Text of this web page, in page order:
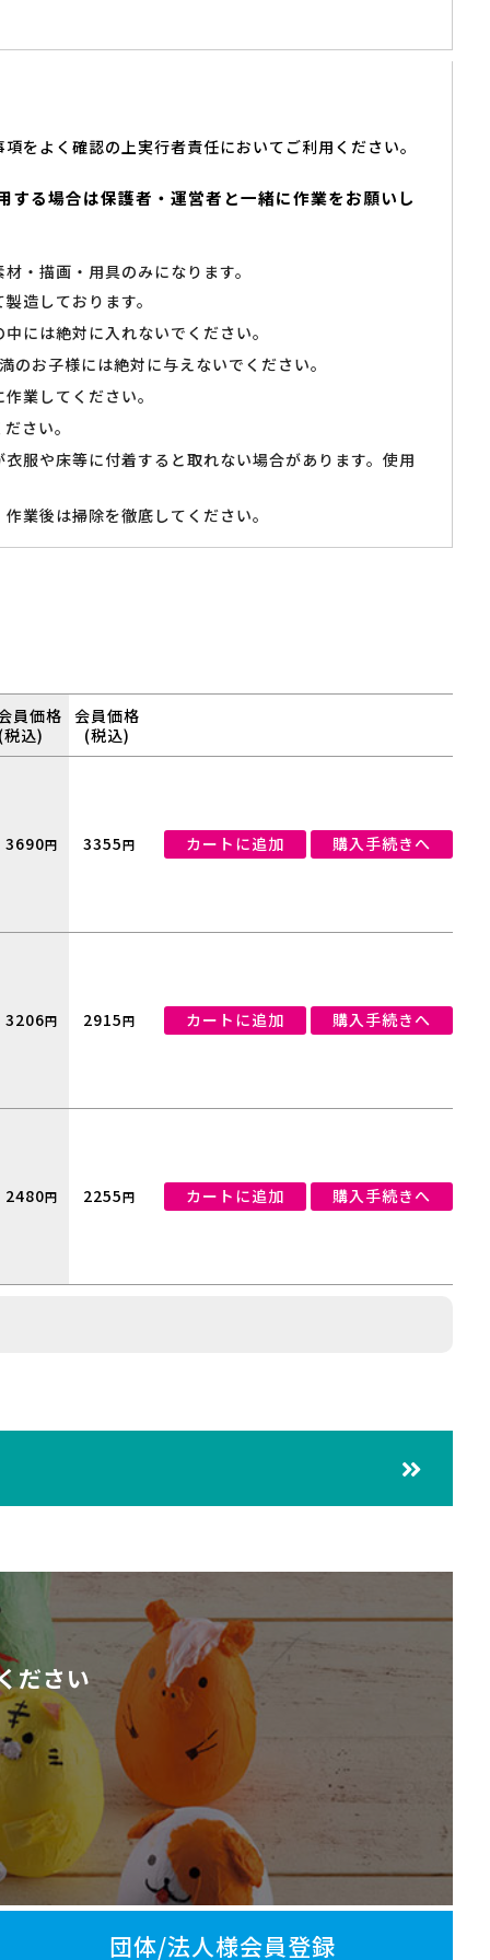
をよく確認の上実行者責任においてご利用ください。
する場合は保護者・運営者と一緒に作業をお願いし
・描画・用具のみになります。
造しております。
には絶対に入れないでください。
のお子様には絶対に与えないでください。
業してください。
さい。
服や床等に付着すると取れない場合があります。使用
業後は掃除を徹底してください。
員価格
(税込)
会員価格
(税込)
3690円 3355円 カートに追加 購入手続きへ
3206円 2915円 カートに追加 購入手続きへ
2480円 2255円 カートに追加 購入手続きへ
ださい
団体/法人様会員登録